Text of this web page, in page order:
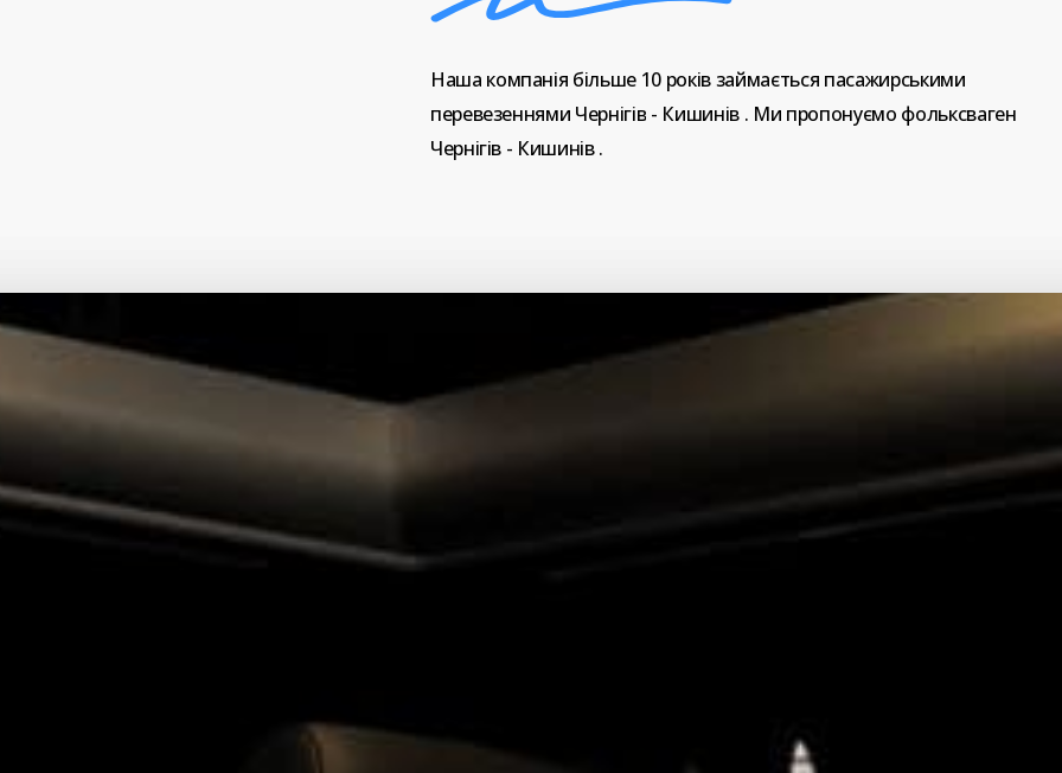
Наша компанія більше 10 роківзаймається пасажирськими
перевезеннями Чернігів - Кишинів . Ми пропонуємо фольксваген
Чернігів - Кишинів.